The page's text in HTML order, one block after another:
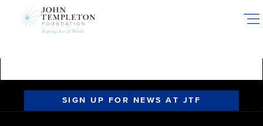
SIGN UP FOR NEWS AT JTF